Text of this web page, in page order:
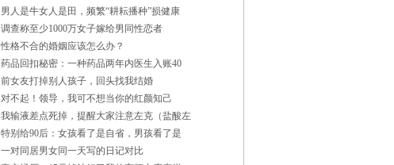
男人是牛女人是田，频繁“耕耘播种”损健康
调查称至少1000万女子嫁给男同性恋者
性格不合的婚姻应该怎么办？
药品回扣秘密：一种药品两年内医生入账40
前女友打掉别人孩子，回头找我结婚
对不起！领导，我可不想当你的红颜知己
我输液差点死掉，提醒大家注意左克（盐酸左
特别给90后：女孩看了是自省，男孩看了是
一对同居男女同一天写的日记对比